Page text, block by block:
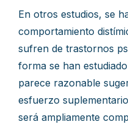
En otros estudios, se
comportamiento
sufren de trastornos
forma se han
parece razonable
esfuerzo
será ampliamente